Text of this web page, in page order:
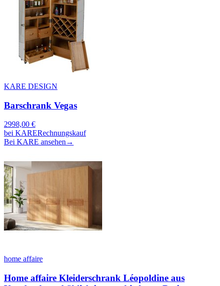
KARE DESIGN
Barschrank Vegas
2998,00 €
bei KARERechnungskauf
Bei KARE ansehen →
home affaire
Home affaire Kleiderschrank Léopoldine aus